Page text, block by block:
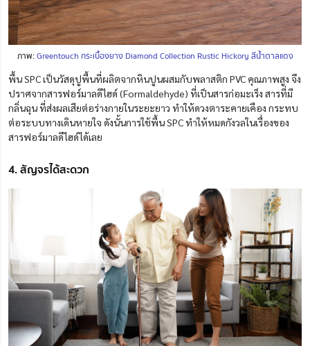
ภาพ:Greentouch กระเบื้องยาง Diamond Collection Rustic Hickory สีน้ำตาลแดง
พื้น SPC เป็นวัสดุปูพื้นที่ผลิตจากหินปูนผสมกับพลาสติก PVC คุณภาพสูง จึง
ปราศจากสารฟอร์มาลดีไฮด์ (Formaldehyde) ที่เป็นสารก่อมะเร็ง สารที่มี
กลิ่นฉุน ที่ส่งผลเสียต่อร่างกายในระยะยาว ทำให้ดวงตาระคายเคือง กระทบ
ต่อระบบทางเดินหายใจ ดังนั้นการใช้พื้น SPC ทำให้หมดกังวลในเรื่องของ
สารฟอร์มาลดีไฮด์ได้เลย
4. สัญจรได้สะดวก